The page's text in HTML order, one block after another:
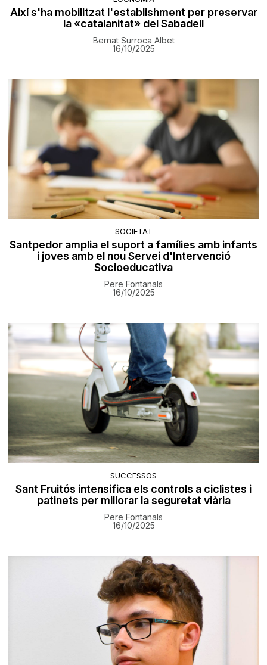
Així s'ha mobilitzat l'establishment per preservar
la «catalanitat» del Sabadell
Bernat Surroca Albet
16/10/2025
SOCIETAT
Santpedor amplia el suport a famílies amb infants
i joves amb el nou Servei d'Intervenció
Socioeducativa
Pere Fontanals
16/10/2025
SUCCESSOS
Sant Fruitós intensifica els controls a ciclistes i
patinets per millorar la seguretat viària
Pere Fontanals
16/10/2025